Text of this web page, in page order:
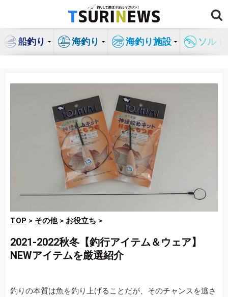
ン
船釣り 海釣り 海釣り施設 ソル
TOP > その他> お役立ち >
2021-2022秋冬【釣行アイテム＆ウェア】
NEWアイテムを厳選紹介
釣りの本質は魚を釣り上げることだが、そのチャンスを逃さ